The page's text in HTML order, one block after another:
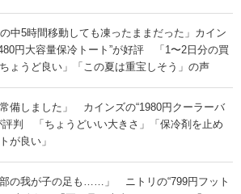
の中5時間移動しても凍ったままだった」カイン
円大容量保冷トート”が好評 「1〜2日分の買
ょうど良い」「この夏は重宝しそう」の声
常備しました」 カインズの“1980円クーラーバ
評判 「ちょうどいい大きさ」「保冷剤を止め
が良い」
部の我が子の足も……」 ニトリの“799円フット